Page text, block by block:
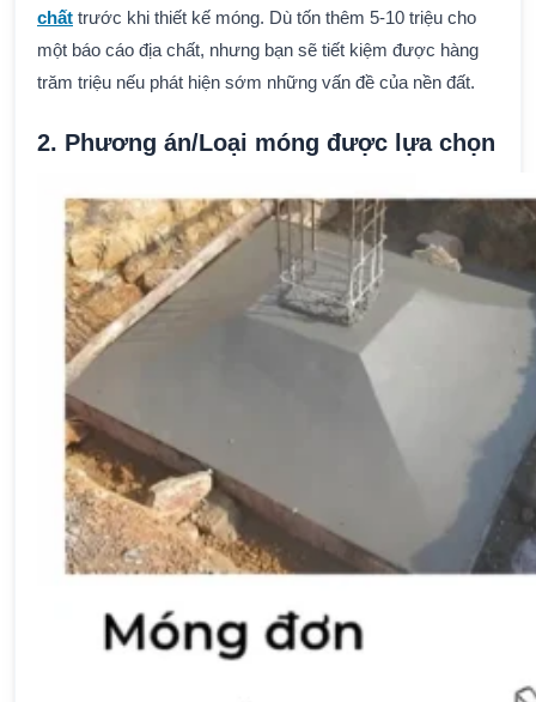
chất trước khi thiết kế móng. Dù tốn thêm 5-10 triệu cho
một báo cáo địa chất, nhưng bạn sẽ tiết kiệm được hàng
trăm triệu nếu phát hiện sớm những vấn đề của nền đất.
2. Phương án/Loại móng được lựa chọn